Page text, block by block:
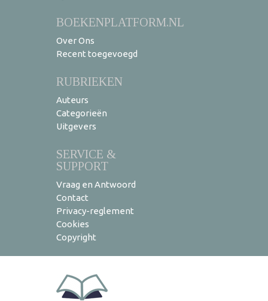
BOEKENPLATFORM.NL
Over Ons
Recent toegevoegd
RUBRIEKEN
Auteurs
Categorieën
Uitgevers
SERVICE &
SUPPORT
Vraag en Antwoord
Contact
Privacy-reglement
Cookies
Copyright